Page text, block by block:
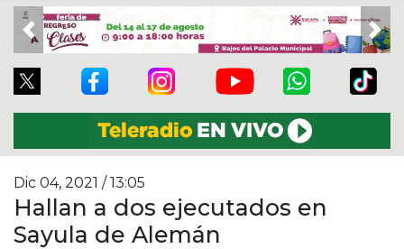
Previous
Dic 04, 2021 / 13:05
Hallan a dos ejecutados en
Sayula de Alemán